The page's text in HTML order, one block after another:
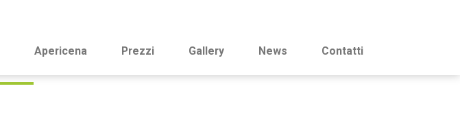
Apericena Prezzi Gallery News Contatti